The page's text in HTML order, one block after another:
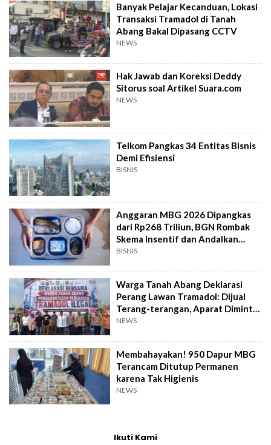
Banyak Pelajar Kecanduan, Lokasi
Transaksi Tramadol di Tanah
Abang Bakal Dipasang CCTV
NEWS
Hak Jawab dan Koreksi Deddy
Sitorus soal Artikel Suara.com
NEWS
Telkom Pangkas 34 Entitas Bisnis
Demi Efisiensi
BISNIS
Anggaran MBG 2026 Dipangkas
dari Rp268 Triliun, BGN Rombak
Skema Insentif dan Andalkan
Bahan Pangan
BISNIS
Warga Tanah Abang Deklarasi
Perang Lawan Tramadol: Dijual
Terang-terangan, Aparat Diminta
Bertindak
NEWS
Membahayakan! 950 Dapur MBG
Terancam Ditutup Permanen
karena Tak Higienis
NEWS
Ikuti Kami